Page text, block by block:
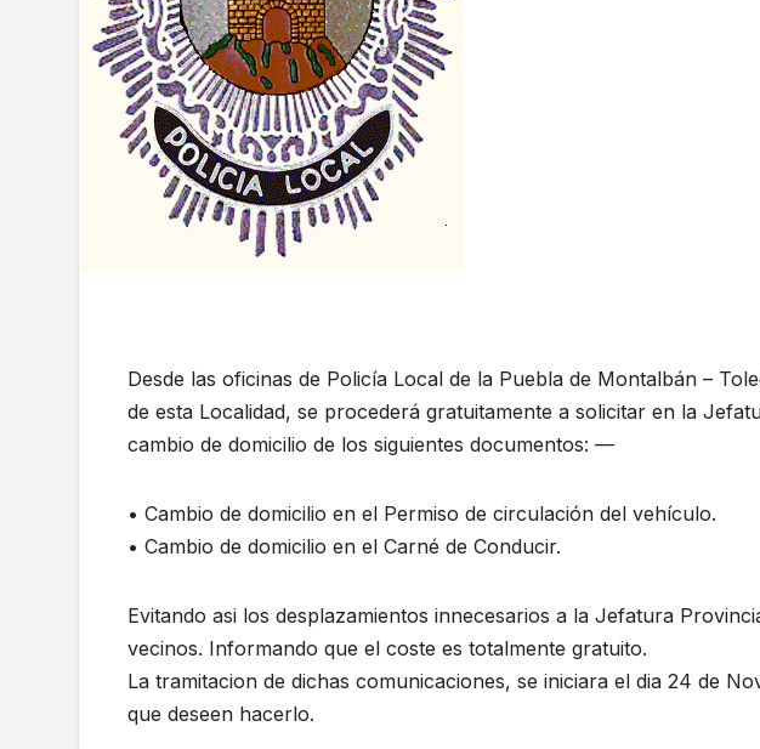
Desde las oficinas de Policía Local de la Puebla de Montalbán –
de esta Localidad, se procederá gratuitamente a solicitar en la
cambio de domicilio de los siguientes documentos: —
• Cambio de domicilio en el Permiso de circulación del vehículo.
• Cambio de domicilio en el Carné de Conducir.
Evitando asi los desplazamientos innecesarios a la Jefatura
vecinos. Informando que el coste es totalmente gratuito.
La tramitacion de dichas comunicaciones, se iniciara el dia 24 de
que deseen hacerlo.